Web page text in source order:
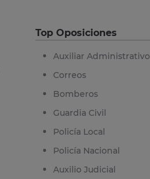
Top Oposiciones
Auxiliar Administrativo
Correos
Bomberos
Guardia Civil
Policía Local
Policía Nacional
Auxilio Judicial